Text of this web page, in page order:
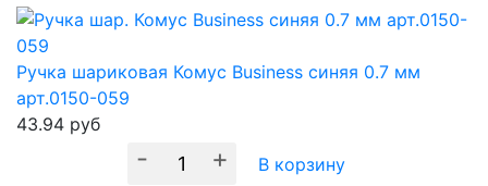
Ручка шариковая Комус Business синяя 0.7 мм
арт.0150-059
43.94 руб
- + В корзину